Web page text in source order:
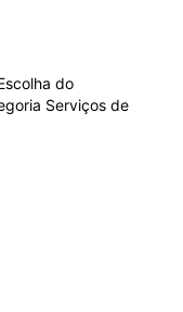
do
Serviços de